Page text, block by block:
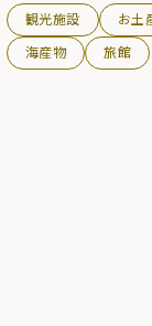
観光施設 お土
海産物
旅館